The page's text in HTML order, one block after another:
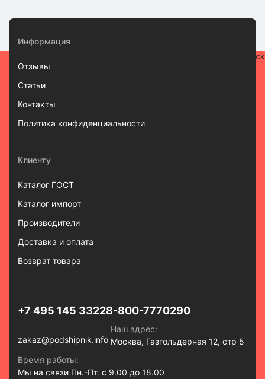
Информация
Отзывы
Статьи
Контакты
Политика конфиденциальности
Клиенту
Каталог ГОСТ
Каталог импорт
Производители
Доставка и оплата
Возврат товара
+7 495 145 33228-800-7770290
zakaz@podshipnik.info
Наш адрес:
Москва, Газгольдерная 12, стр 5
Время работы:
Мы на связи Пн.-Пт. с 9.00 до 18.00